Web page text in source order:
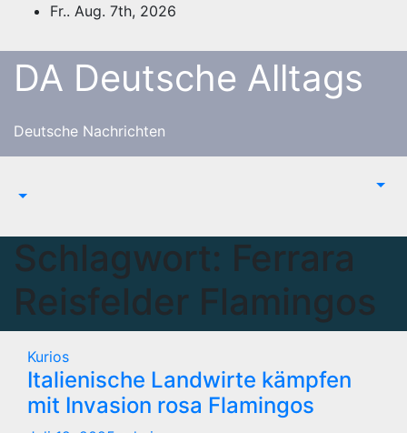
springen
Fr.. Aug. 7th, 2026
DA Deutsche Alltags
Deutsche Nachrichten
Schlagwort: Ferrara
Reisfelder Flamingos
Kurios
Italienische Landwirte kämpfen
mit Invasion rosa Flamingos